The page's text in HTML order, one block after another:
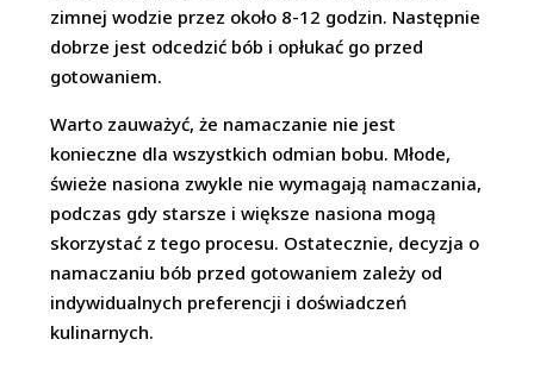
zimnej wodzie przez około 8-12 godzin. Następnie
dobrze jest odcedzić bób i opłukać go przed
gotowaniem.
Warto zauważyć, że namaczanie nie jest
konieczne dla wszystkich odmian bobu. Młode,
świeże nasiona zwykle nie wymagają namaczania,
podczas gdy starsze i większe nasiona mogą
skorzystać z tego procesu. Ostatecznie, decyzja o
namaczaniu bób przed gotowaniem zależy od
indywidualnych preferencji i doświadczeń
kulinarnych.